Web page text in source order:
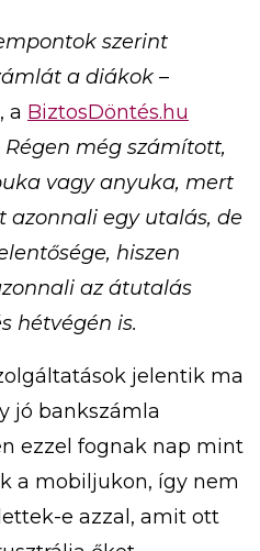
szerint
a diákok –
a BiztosDöntés.hu
Régen még számított,
vagy anyuka, mert
azonnali egy utalás, de
hiszen
az átutalás
hétvégén is.
jelentik ma
jó bankszámla
ezzel fognak nap mint
a mobiljukon, így nem
e azzal, amit ott